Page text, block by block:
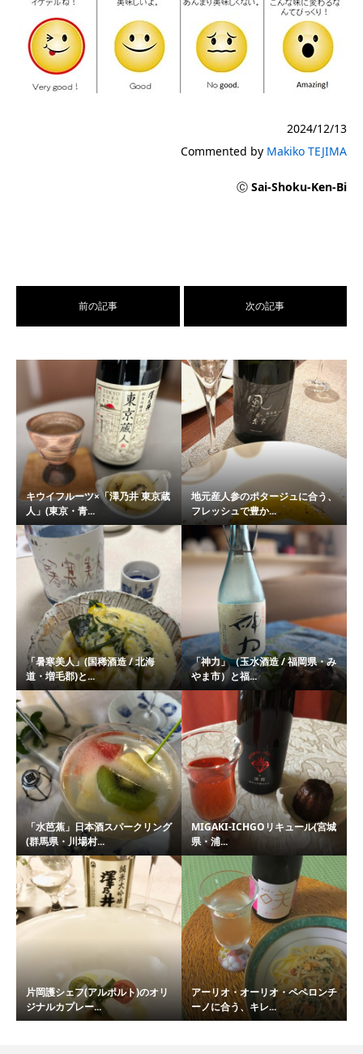
2024/12/13
Commented by Makiko TEJIMA
Ⓒ Sai-Shoku-Ken-Bi
前の記事 次の記事
キウイフルーツ×「澤乃井 東京蔵
人」(東京・青...
地元産人参のポタージュに合う、
フレッシュで豊か...
「暑寒美人」(国稀酒造 / 北海
道・増毛郡)と...
「神力」（玉水酒造 / 福岡県・み
やま市）と福...
「水芭蕉」日本酒スパークリング
(群馬県・川場村...
MIGAKI-ICHGOリキュール(宮城
県・浦...
片岡護シェフ(アルポルト)のオリ
ジナルカプレー...
アーリオ・オーリオ・ペペロンチ
ーノに合う、キレ...